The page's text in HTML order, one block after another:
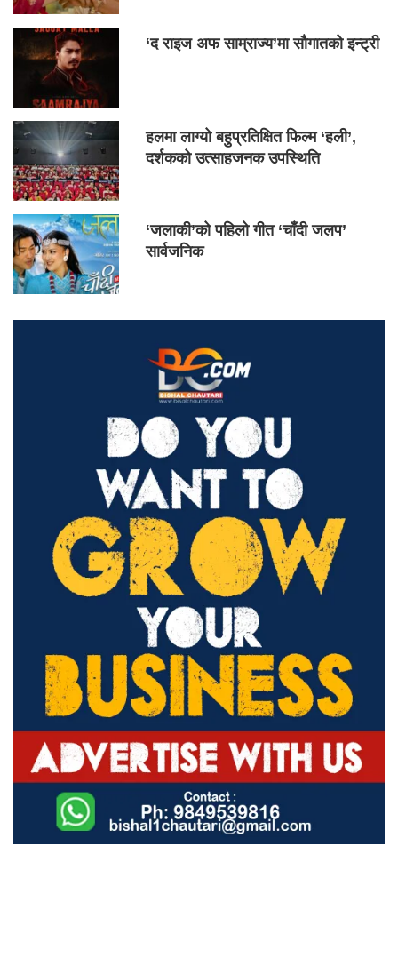
‘द राइज अफ साम्राज्य’मा सौगातको इन्ट्री
हलमा लाग्यो बहुप्रतिक्षित फिल्म ‘हली’,
दर्शकको उत्साहजनक उपस्थिति
‘जलाकी’को पहिलो गीत ‘चाँदी जलप’
सार्वजनिक